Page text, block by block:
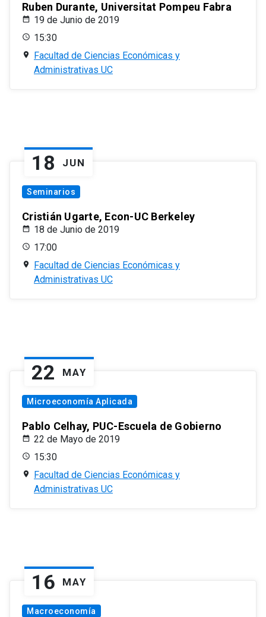
Ruben Durante, Universitat Pompeu Fabra
19 de Junio de 2019
15:30
Facultad de Ciencias Económicas y
Administrativas UC
18 JUN
Seminarios
Cristián Ugarte, Econ-UC Berkeley
18 de Junio de 2019
17:00
Facultad de Ciencias Económicas y
Administrativas UC
22 MAY
Microeconomía Aplicada
Pablo Celhay, PUC-Escuela de Gobierno
22 de Mayo de 2019
15:30
Facultad de Ciencias Económicas y
Administrativas UC
16 MAY
Macroeconomía